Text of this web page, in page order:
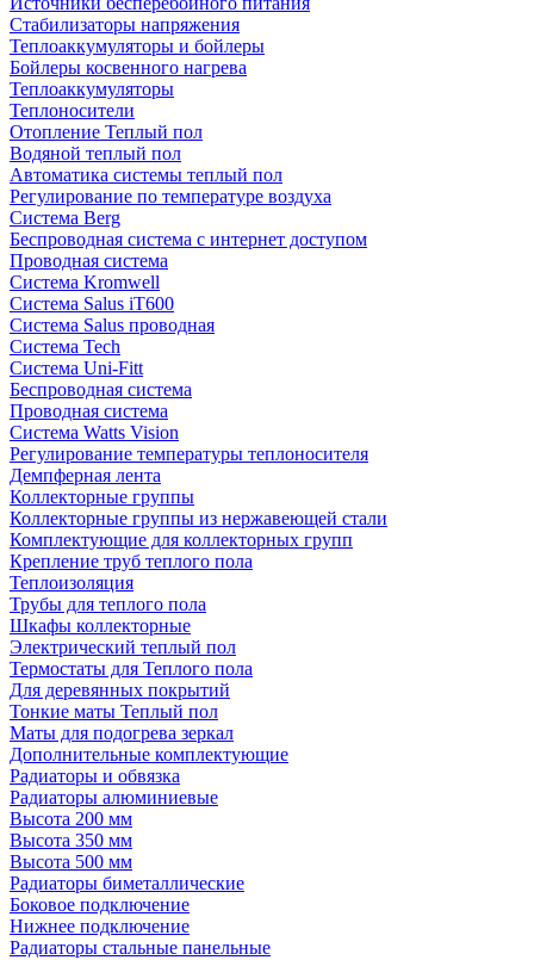
Стабилизаторы напряжения
Теплоаккумуляторы и бойлеры
Бойлеры косвенного нагрева
Теплоаккумуляторы
Теплоносители
Отопление Теплый пол
Водяной теплый пол
Автоматика системы теплый пол
Регулирование по температуре воздуха
Система Berg
Беспроводная система с интернет доступом
Проводная система
Система Kromwell
Система Salus iT600
Система Salus проводная
Система Tech
Система Uni-Fitt
Беспроводная система
Проводная система
Система Watts Vision
Регулирование температуры теплоносителя
Демпферная лента
Коллекторные группы
Коллекторные группы из нержавеющей стали
Комплектующие для коллекторных групп
Крепление труб теплого пола
Теплоизоляция
Трубы для теплого пола
Шкафы коллекторные
Электрический теплый пол
Термостаты для Теплого пола
Для деревянных покрытий
Тонкие маты Теплый пол
Маты для подогрева зеркал
Дополнительные комплектующие
Радиаторы и обвязка
Радиаторы алюминиевые
Высота 200 мм
Высота 350 мм
Высота 500 мм
Радиаторы биметаллические
Боковое подключение
Нижнее подключение
Радиаторы стальные панельные